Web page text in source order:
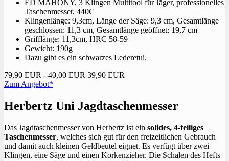
ED MAHONY, 3 Klingen Multitool für Jäger, professionelles
Taschenmesser, 440C
Klingenlänge: 9,3cm, Länge der Säge: 9,3 cm, Gesamtlänge
geschlossen: 11,3 cm, Gesamtlänge geöffnet: 19,7 cm
Grifflänge: 11,3cm, HRC 58-59
Gewicht: 190g
Dazu gibt es ein schwarzes Lederetui.
79,90 EUR - 40,00 EUR 39,90 EUR
Zum Angebot*
Herbertz Uni Jagdtaschenmesser
Das Jagdtaschenmesser von Herbertz ist ein solides, 4-teiliges
Taschenmesser, welches sich gut für den freizeitlichen Gebrauch
und damit auch kleinen Geldbeutel eignet. Es verfügt über zwei
Klingen, eine Säge und einen Korkenzieher. Die Schalen des Hefts